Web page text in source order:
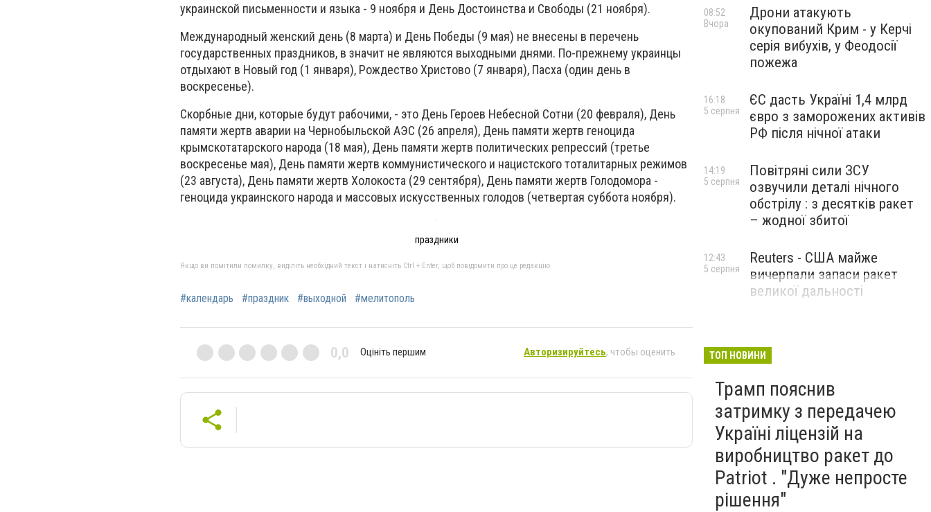
украинской письменности и языка - 9 ноября и День Достоинства и Свободы (21 ноября).
Международный женский день (8 марта) и День Победы (9 мая) не внесены в перечень
государственных праздников, в значит не являются выходными днями. По-прежнему украинцы
отдыхают в Новый год (1 января), Рождество Христово (7 января), Пасха (один день в
воскресенье).
Скорбные дни, которые будут рабочими, - это День Героев Небесной Сотни (20 февраля), День
памяти жертв аварии на Чернобыльской АЭС (26 апреля), День памяти жертв геноцида
крымскотатарского народа (18 мая), День памяти жертв политических репрессий (третье
воскресенье мая), День памяти жертв коммунистического и нацистского тоталитарных режимов
(23 августа), День памяти жертв Холокоста (29 сентября), День памяти жертв Голодомора -
геноцида украинского народа и массовых искусственных голодов (четвертая суббота ноября).
праздники
Якщо ви помітили помилку, виділіть необхідний текст і натисніть Ctrl + Enter, щоб повідомити про це редакцію
#календарь #праздник #выходной #мелитополь
0,0 Оцініть першим Авторизируйтесь, чтобы оценить
Дрони атакують
окупований Крим - у Керчі
серія вибухів, у Феодосії
пожежа
08:52
Вчора
ЄС дасть Україні 1,4 млрд
євро з заморожених активів
РФ після нічної атаки
16:18
5 серпня
Повітряні сили ЗСУ
озвучили деталі нічного
обстрілу : з десятків ракет
– жодної збитої
14:19
5 серпня
Reuters - США майже
вичерпали запаси ракет
великої дальності
12:43
5 серпня
ТОП НОВИНИ
Трамп пояснив
затримку з передачею
Україні ліцензій на
виробництво ракет до
Patriot . "Дуже непросте
рішення"